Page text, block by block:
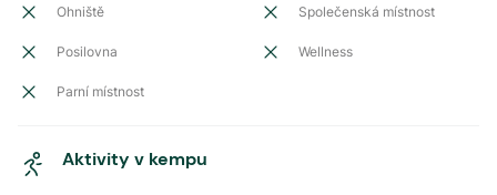
Ohniště Společenská místnost
Posilovna Wellness
Parní místnost
Aktivity v kempu